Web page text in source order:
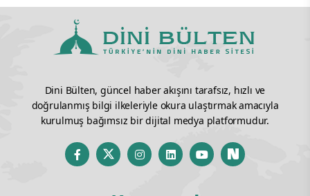
Dini Bülten, güncel haber akışını tarafsız, hızlı ve
doğrulanmış bilgi ilkeleriyle okura ulaştırmak amacıyla
kurulmuş bağımsız bir dijital medya platformudur.